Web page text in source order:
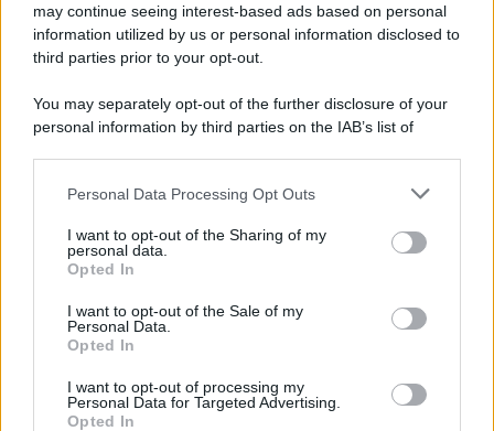
may continue seeing interest-based ads based on personal
information utilized by us or personal information disclosed to
third parties prior to your opt-out.
You may separately opt-out of the further disclosure of your
personal information by third parties on the IAB’s list of
This information may also be disclosed by us to third parties
disclose it to other third parties.
Please note that this website/app uses one or more Google
services and may gather and store information including but
not limited to your visit or usage behaviour. You may click to
grant or deny consent to Google and its third-party tags to
consent section.
Personal Data Processing Opt Outs
I want to opt-out of the Sharing of my
personal data.
Opted In
I want to opt-out of the Sale of my
Personal Data.
Opted In
I want to opt-out of processing my
Personal Data for Targeted Advertising.
Opted In
Uno studio bioarcheologico sui resti rinvenuti nella Villa B
ricostruisce la dieta degli abitanti: cereali, legumi e prodotti
agricoli erano alla base dell’alimentazione, mentre le risorse
Il medagliere /
Europei di nuoto: Pellecani guida una super
Italia
Il centenario /A L'Aquila arriva la mostra "TITO, 100 anni
L'attesa /Un estate di calcio: tra Mondiali e Serie A